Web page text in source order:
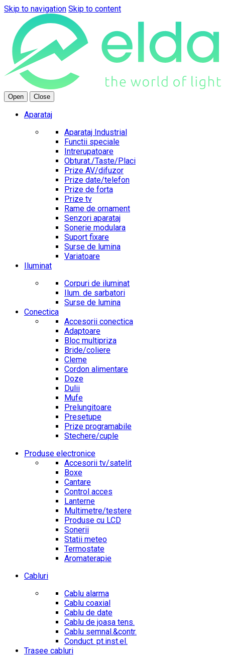
Skip to navigation Skip to content
Open Close
Aparataj
Aparataj Industrial
Functii speciale
Intrerupatoare
Obturat./Taste/Placi
Prize AV/difuzor
Prize date/telefon
Prize de forta
Prize tv
Rame de ornament
Senzori aparataj
Sonerie modulara
Suport fixare
Surse de lumina
Variatoare
Iluminat
Corpuri de iluminat
Ilum. de sarbatori
Surse de lumina
Conectica
Accesorii conectica
Adaptoare
Bloc multipriza
Bride/coliere
Cleme
Cordon alimentare
Doze
Dulii
Mufe
Prelungitoare
Presetupe
Prize programabile
Stechere/cuple
Produse electronice
Accesorii tv/satelit
Boxe
Cantare
Control acces
Lanterne
Multimetre/testere
Produse cu LCD
Sonerii
Statii meteo
Termostate
Aromaterapie
Cabluri
Cablu alarma
Cablu coaxial
Cablu de date
Cablu de joasa tens.
Cablu semnal.&contr.
Conduct. pt.inst.el.
Trasee cabluri